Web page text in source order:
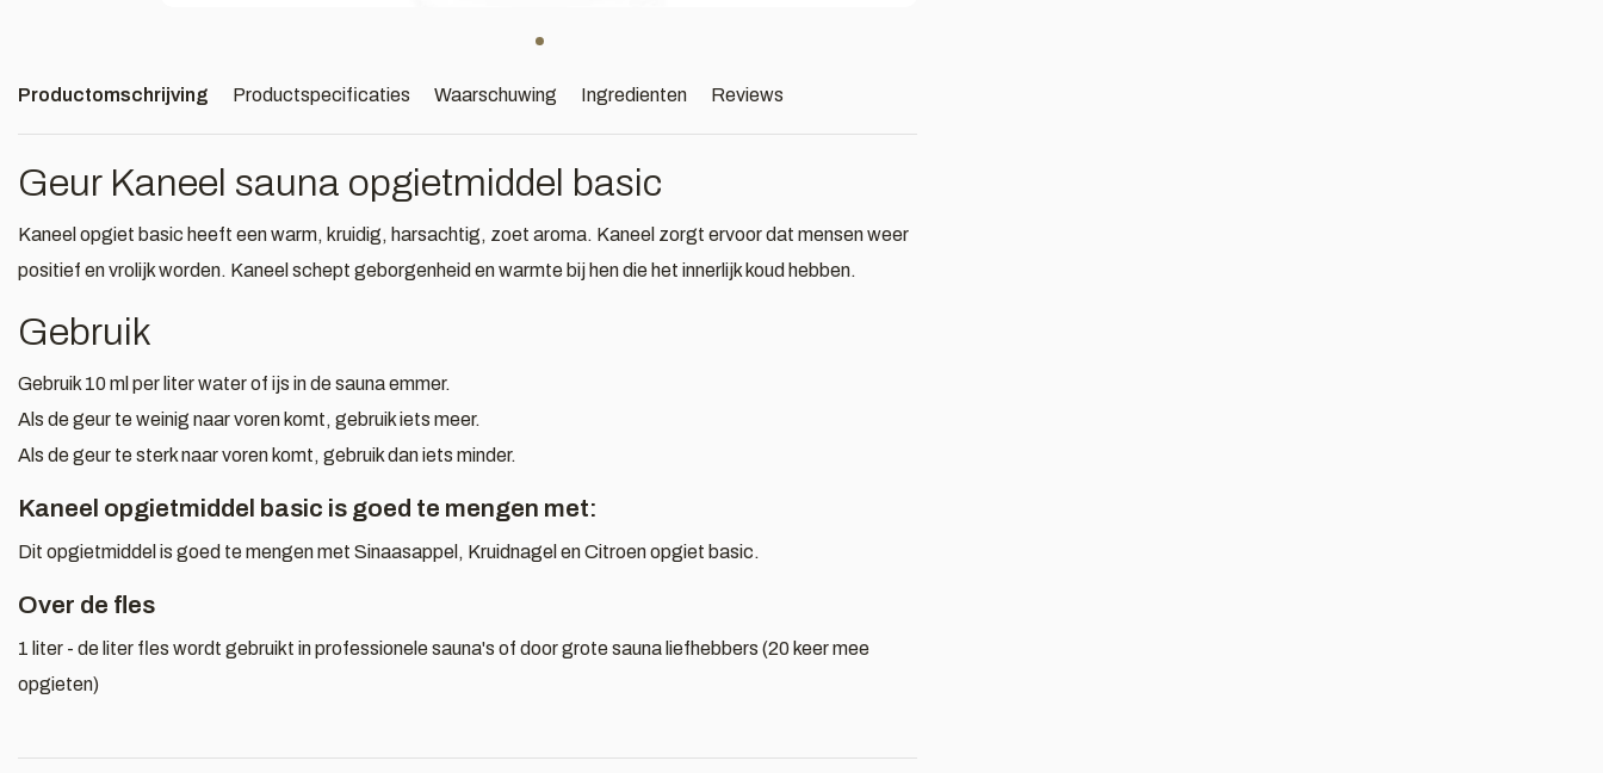
Productomschrijving Productspecificaties Waarschuwing Ingredienten Reviews
Geur Kaneel sauna opgietmiddel basic
Kaneel opgiet basic heeft een warm, kruidig, harsachtig, zoet aroma. Kaneel zorgt ervoor dat mensen weer
positief en vrolijk worden. Kaneel schept geborgenheid en warmte bij hen die het innerlijk koud hebben.
Gebruik
Gebruik 10 ml per liter water of ijs in de sauna emmer.
Als de geur te weinig naar voren komt, gebruik iets meer.
Als de geur te sterk naar voren komt, gebruik dan iets minder.
Kaneel opgietmiddel basic is goed te mengen met:
Dit opgietmiddel is goed te mengen met Sinaasappel, Kruidnagel en Citroen opgiet basic.
Over de fles
1 liter - de liter fles wordt gebruikt in professionele sauna's of door grote sauna liefhebbers (20 keer mee
opgieten)